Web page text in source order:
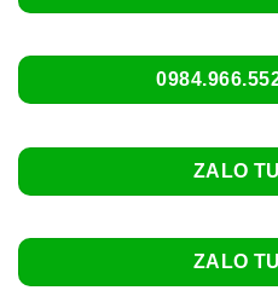
ZALO
ZALO